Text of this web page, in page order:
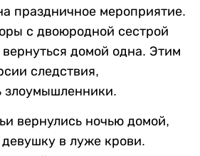
праздничное мероприятие.
с двоюродной сестрой
домой одна. Этим
следствия,
злоумышленники.
вернулись ночью домой,
в луже крови.